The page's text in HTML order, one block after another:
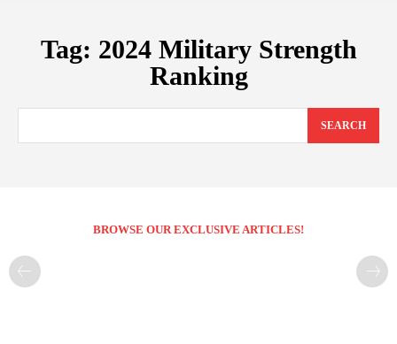
Tag: 2024 Military Strength
Ranking
SEARCH
BROWSE OUR EXCLUSIVE ARTICLES!